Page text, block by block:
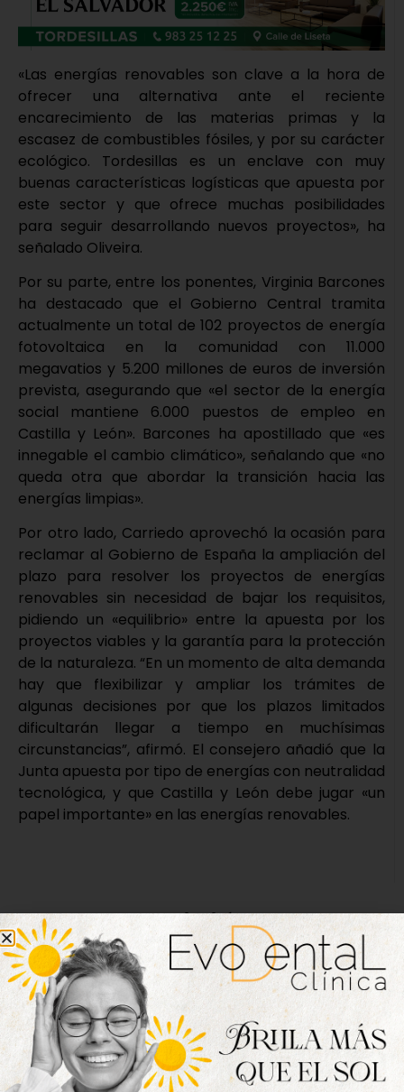
«Las energías renovables son clave a la hora de
ofrecer una alternativa ante el reciente
encarecimiento de las materias primas y la
escasez de combustibles fósiles, y por su carácter
ecológico. Tordesillas es un enclave con muy
buenas características logísticas que apuesta por
este sector y que ofrece muchas posibilidades
para seguir desarrollando nuevos proyectos», ha
señalado Oliveira.
Por su parte, entre los ponentes, Virginia Barcones
ha destacado que el Gobierno Central tramita
actualmente un total de 102 proyectos de energía
fotovoltaica en la comunidad con 11.000
megavatios y 5.200 millones de euros de inversión
prevista, asegurando que «el sector de la energía
social mantiene 6.000 puestos de empleo en
Castilla y León». Barcones ha apostillado que «es
innegable el cambio climático», señalando que «no
queda otra que abordar la transición hacia las
energías limpias».
Por otro lado, Carriedo aprovechó la ocasión para
reclamar al Gobierno de España la ampliación del
plazo para resolver los proyectos de energías
renovables sin necesidad de bajar los requisitos,
pidiendo un «equilibrio» entre la apuesta por los
proyectos viables y la garantía para la protección
de la naturaleza. “En un momento de alta demanda
hay que flexibilizar y ampliar los trámites de
algunas decisiones por que los plazos limitados
dificultarán llegar a tiempo en muchísimas
circunstancias”, afirmó. El consejero añadió que la
Junta apuesta por tipo de energías con neutralidad
tecnológica, y que Castilla y León debe jugar «un
papel importante» en las energías renovables.
Nueva edición
disponible
Hazte ya con la trigésimo séptima edición de
la revista Tordesillas al día. Haz clic sobre la
imagen para verla online.